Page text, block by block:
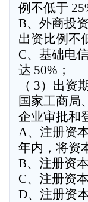
例不低于
B、外商投
出资比例不
C、基础电
达 50%；
（ 3）出资
国家工商局
企业审批和
A、注册资
年内，将资
B、注册资
C、注册资
D、注册资